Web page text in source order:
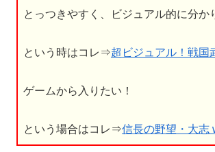
とっつきやすく、ビジュアル的に分か
という時はコレ⇒超ビジュアル！戦国
ゲームから入りたい！
という場合はコレ⇒信長の野望・大志